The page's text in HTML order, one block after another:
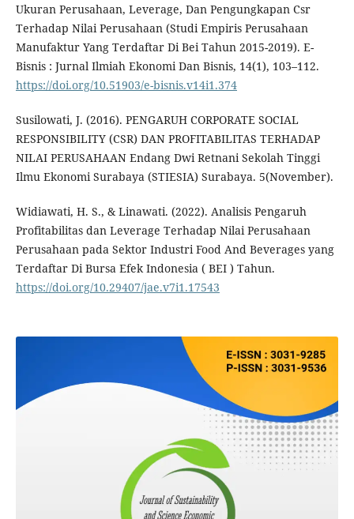
Ukuran Perusahaan, Leverage, Dan Pengungkapan Csr
Terhadap Nilai Perusahaan (Studi Empiris Perusahaan
Manufaktur Yang Terdaftar Di Bei Tahun 2015-2019). E-
Bisnis : Jurnal Ilmiah Ekonomi Dan Bisnis, 14(1), 103–112.
https://doi.org/10.51903/e-bisnis.v14i1.374
Susilowati, J. (2016). PENGARUH CORPORATE SOCIAL
RESPONSIBILITY (CSR) DAN PROFITABILITAS TERHADAP
NILAI PERUSAHAAN Endang Dwi Retnani Sekolah Tinggi
Ilmu Ekonomi Surabaya (STIESIA) Surabaya. 5(November).
Widiawati, H. S., & Linawati. (2022). Analisis Pengaruh
Profitabilitas dan Leverage Terhadap Nilai Perusahaan
Perusahaan pada Sektor Industri Food And Beverages yang
Terdaftar Di Bursa Efek Indonesia ( BEI ) Tahun.
https://doi.org/10.29407/jae.v7i1.17543